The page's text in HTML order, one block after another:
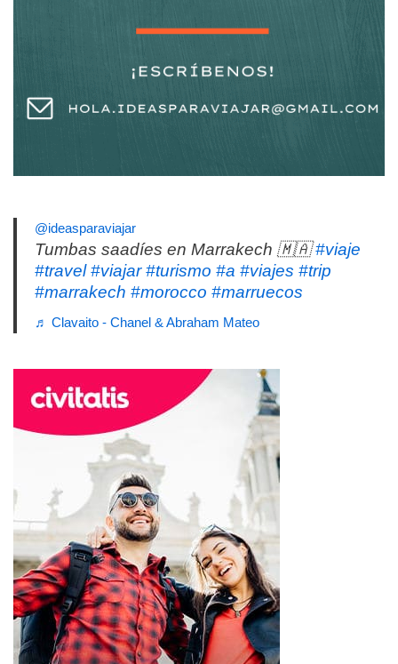
@ideasparaviajar
Tumbas saadíes en Marrakech 🇲🇦#viaje
#travel #viajar #turismo #a #viajes #trip
#marrakech #morocco #marruecos
♬ Clavaito - Chanel & Abraham Mateo